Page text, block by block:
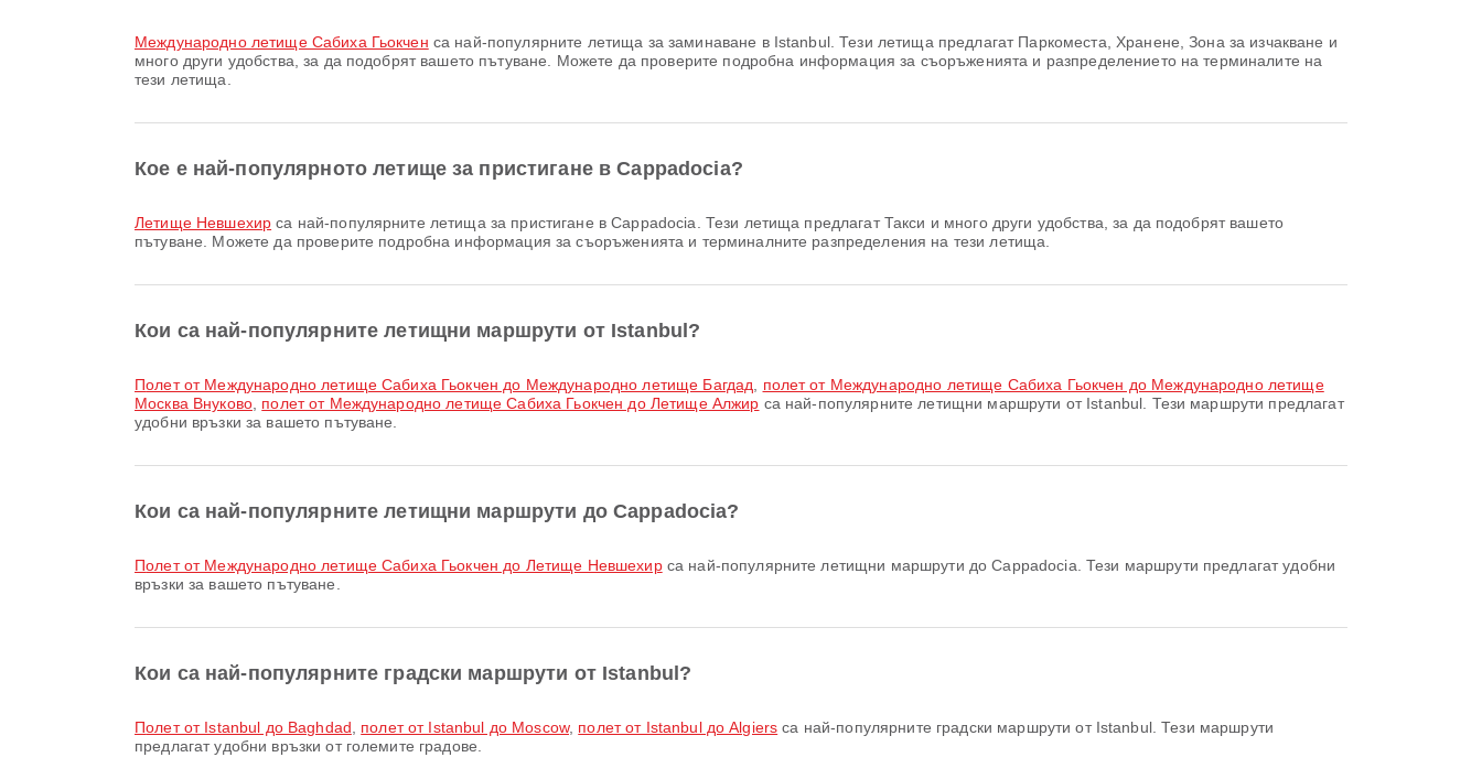
Международно летище Сабиха Гьокчен са най-популярните летища за заминаване в Istanbul. Тези летища предлагат Паркоместа, Хранене, Зона за изчакване и
много други удобства, за да подобрят вашето пътуване. Можете да проверите подробна информация за съоръженията и разпределението на терминалите на
тези летища.
Кое е най-популярното летище за пристигане в Cappadocia?
Летище Невшехир са най-популярните летища за пристигане в Cappadocia. Тези летища предлагат Такси и много други удобства, за да подобрят вашето
пътуване. Можете да проверите подробна информация за съоръженията и терминалните разпределения на тези летища.
Кои са най-популярните летищни маршрути от Istanbul?
полет от Международно летище Сабиха Гьокчен до Международно летище Багдад
полет от Международно летище Сабиха Гьокчен до Международно летище
Москва Внуково, полет от Международно летище Сабиха Гьокчен до Летище Алжир са най-популярните летищни маршрути от Istanbul. Тези маршрути предлагат
удобни връзки за вашето пътуване.
Кои са най-популярните летищни маршрути до Cappadocia?
полет от Международно летище Сабиха Гьокчен до Летище Невшехирса най-популярните летищни маршрути до Cappadocia. Тези маршрути предлагат удобни
връзки за вашето пътуване.
Кои са най-популярните градски маршрути от Istanbul?
полет от Istanbul до Baghdad полет от Istanbul до Moscow, полет от Istanbul до Algiers са най-популярните градски маршрути от Istanbul. Тези маршрути
предлагат удобни връзки от големите градове.